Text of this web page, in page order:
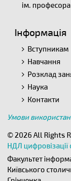
ім.
Інформація
Вступникам
Навчання
Розклад
Наука
Контакти
Умови
© 2026 All Rights
НДЛ цифровізації
Факультет
Київського